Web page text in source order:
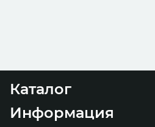
Каталог
Информация